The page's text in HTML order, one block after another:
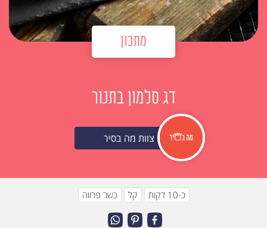
מתכון
דג סלמון בתנור
צוות מה בסיר
כ-10 דקות קל כשר פרווה